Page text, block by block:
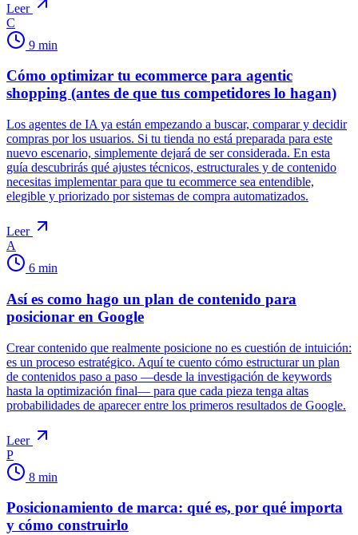
Leer
C
9 min
Cómo optimizar tu ecommerce para agentic
shopping (antes de que tus competidores lo hagan)
Los agentes de IA ya están empezando a buscar, comparar y decidir
compras por los usuarios. Si tu tienda no está preparada para este
nuevo escenario, simplemente dejará de ser considerada. En esta
guía descubrirás qué ajustes técnicos, estructurales y de contenido
necesitas implementar para que tu ecommerce sea entendible,
elegible y priorizado por sistemas de compra automatizados.
Leer
A
6 min
Así es como hago un plan de contenido para
posicionar en Google
Crear contenido que realmente posicione no es cuestión de intuición:
es un proceso estratégico. Aquí te cuento cómo estructurar un plan
de contenidos paso a paso —desde la investigación de keywords
hasta la optimización final— para que cada pieza tenga altas
probabilidades de aparecer entre los primeros resultados de Google.
Leer
P
8 min
Posicionamiento de marca: qué es, por qué importa
y cómo construirlo